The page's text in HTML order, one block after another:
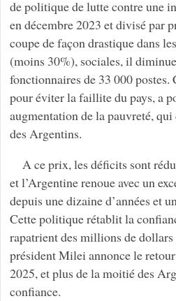
de politique de lutte contre une
en décembre 2023 et divisé par
coupe de façon drastique dans
(moins 30%), sociales, il
fonctionnaires de 33 000
pour éviter la faillite du pays, a
augmentation de la pauvreté,
des Argentins.
A ce prix, les déficits sont
et l’Argentine renoue avec un
depuis une dizaine d’années et
Cette politique rétablit la
rapatrient des millions de dollars
président Milei annonce le
2025, et plus de la moitié des
confiance.